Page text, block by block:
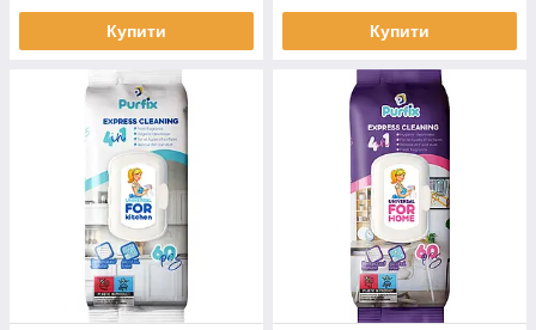
Купити Купити